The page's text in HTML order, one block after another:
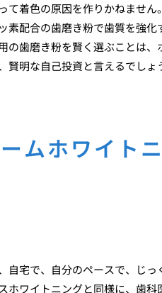
着色の原因を作りかねませ
配合の歯磨き粉で歯質を強
歯磨き粉を賢く選ぶことは
明な自己投資と言えるでしょ
ムホワイト
宅で、自分のペースで、じ
ワイトニングと同様に、歯